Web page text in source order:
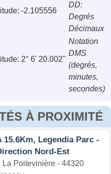
-2.105556
DD:
Degrés
Décimaux
2° 6' 20.002''
Notation
DMS
(degrés,
minutes,
secondes)
À PROXIMITÉ
15.6Km, Legendia Parc -
Nord-Est
La Poitevinière - 44320